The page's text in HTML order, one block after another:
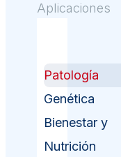
Aplicaciones
Patología
Genética
Bienestar y
Nutrición